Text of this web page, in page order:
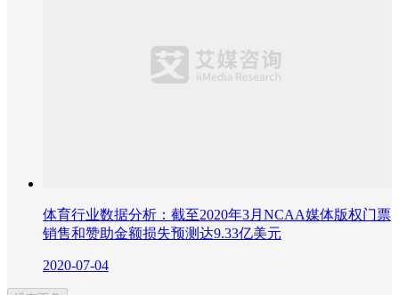
体育行业数据分析：截至2020年3月NCAA媒体版权门票
销售和赞助金额损失预测达9.33亿美元
2020-07-04